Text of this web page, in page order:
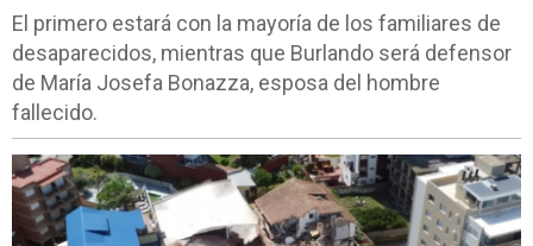
El primero estará con la mayoría de los familiares de
desaparecidos, mientras que Burlando será defensor
de María Josefa Bonazza, esposa del hombre
fallecido.